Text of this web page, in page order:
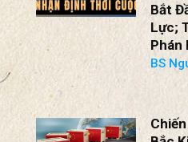
Lực;
Phán